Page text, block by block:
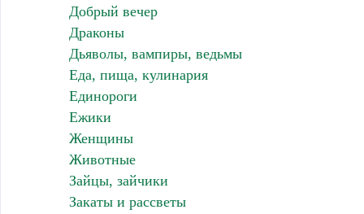
Добрый вечер
Драконы
Дьяволы, вампиры, ведьмы
Еда, пища, кулинария
Единороги
Ежики
Женщины
Животные
Зайцы, зайчики
Закаты и рассветы